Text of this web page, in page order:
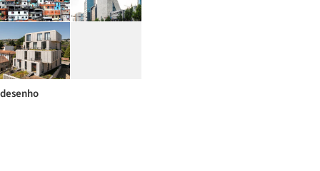
desenho